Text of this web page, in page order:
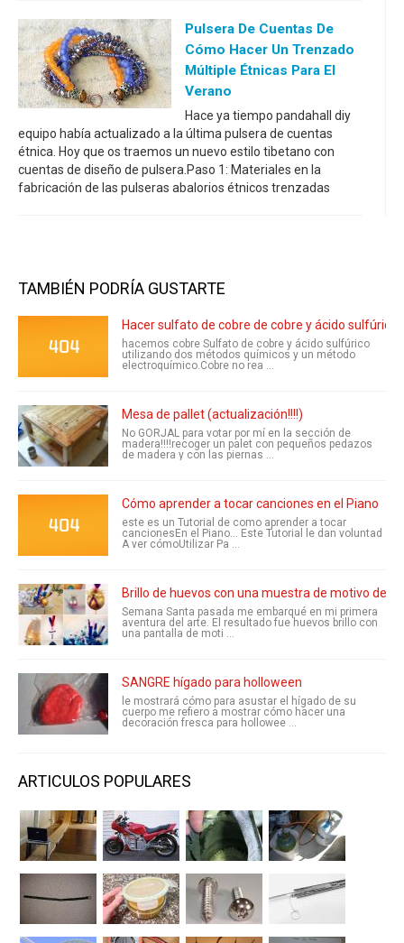
Pulsera De Cuentas De
Cómo Hacer Un Trenzado
Múltiple Étnicas Para El
Verano
Hace ya tiempo pandahall diy
equipo había actualizado a la última pulsera de cuentas
étnica. Hoy que os traemos un nuevo estilo tibetano con
cuentas de diseño de pulsera.Paso 1: Materiales en la
fabricación de las pulseras abalorios étnicos trenzadas
TAMBIÉN PODRÍA GUSTARTE
Hacer sulfato de cobre de cobre y ácido sulfúrico
hacemos cobre Sulfato de cobre y ácido sulfúrico
utilizando dos métodos químicos y un método
electroquímico.Cobre no rea ...
Mesa de pallet (actualización!!!!)
No GORJAL para votar por mí en la sección de
madera!!!!recoger un palet con pequeños pedazos
de madera y con las piernas ...
Cómo aprender a tocar canciones en el Piano
este es un Tutorial de como aprender a tocar
cancionesEn el Piano... Este Tutorial le dan voluntad
A ver cómoUtilizar Pa ...
Brillo de huevos con una muestra de motivo de
Semana Santa pasada me embarqué en mi primera
aventura del arte. El resultado fue huevos brillo con
una pantalla de moti ...
SANGRE hígado para holloween
le mostrará cómo para asustar el hígado de su
cuerpo me refiero a mostrar cómo hacer una
decoración fresca para hollowee ...
ARTICULOS POPULARES